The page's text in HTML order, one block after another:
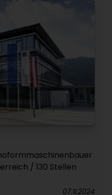
/ 130 Stellen
07.11.2024